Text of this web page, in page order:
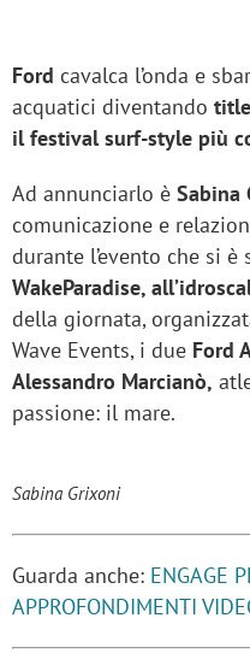
Ford cavalca l’onda e
acquatici diventando
il festival surf-style più
Ad annunciarlo è Sabina
comunicazione e
durante l’evento che si
WakeParadise,
della giornata,
Wave Events, i due Ford
Alessandro Marcianò,
passione: il mare.
Sabina Grixoni
Guarda anche: ENGAGE
APPROFONDIMENTI